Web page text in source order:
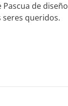
de diseño
queridos.